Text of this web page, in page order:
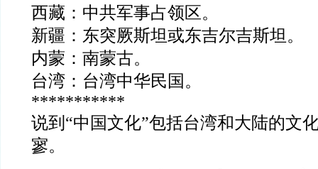
西藏：中共军事占领区。
新疆：东突厥斯坦或东吉尔吉斯坦。
内蒙：南蒙古。
台湾：台湾中华民国。
***********
说到 “中国文化”包括台湾和大陆的文
寥。